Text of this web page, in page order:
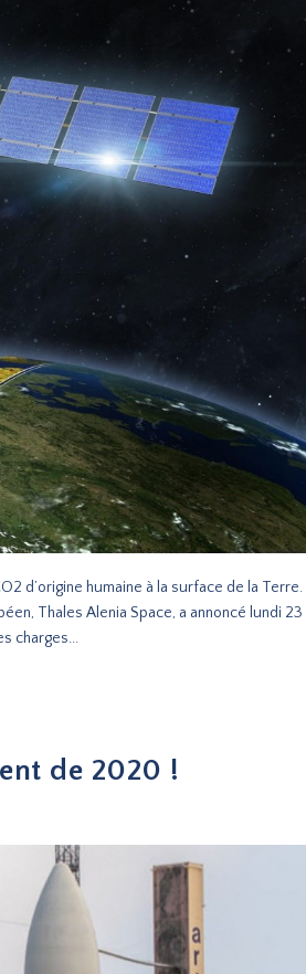
d’origine humaine à la surface de la Terre.
Thales Alenia Space, a annoncé lundi 23
charges...
de 2020 !